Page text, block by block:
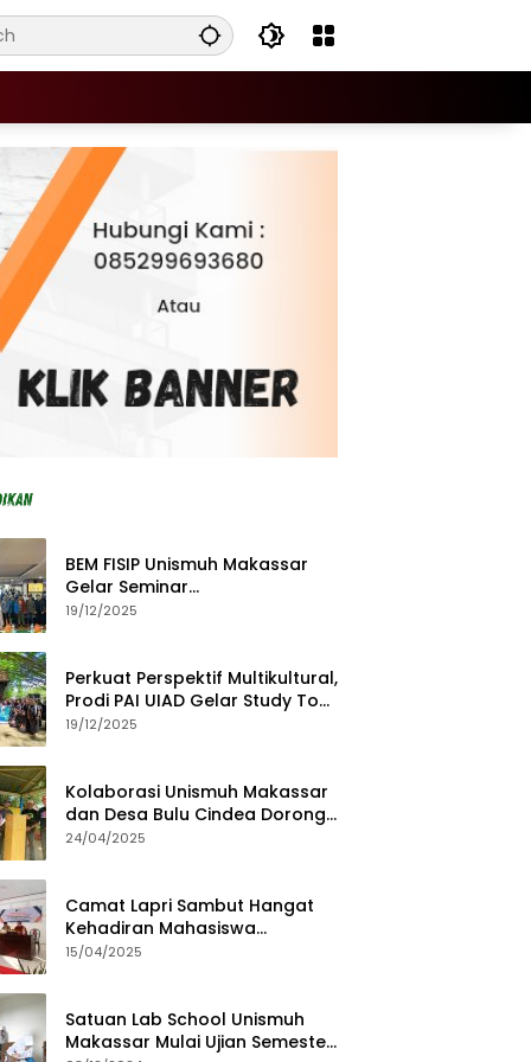
BEM FISIP Unismuh Makassar
Gelar Seminar
Keperempuanan, Bahas
19/12/2025
Perkuat Perspektif Multikultural,
Prodi PAI UIAD Gelar Study Tour
ke Kajang
19/12/2025
Kolaborasi Unismuh Makassar
dan Desa Bulu Cindea Dorong
Sentra Garam Industri
24/04/2025
Camat Lapri Sambut Hangat
Kehadiran Mahasiswa
PoltekMu
15/04/2025
Satuan Lab School Unismuh
Makassar Mulai Ujian Semester,